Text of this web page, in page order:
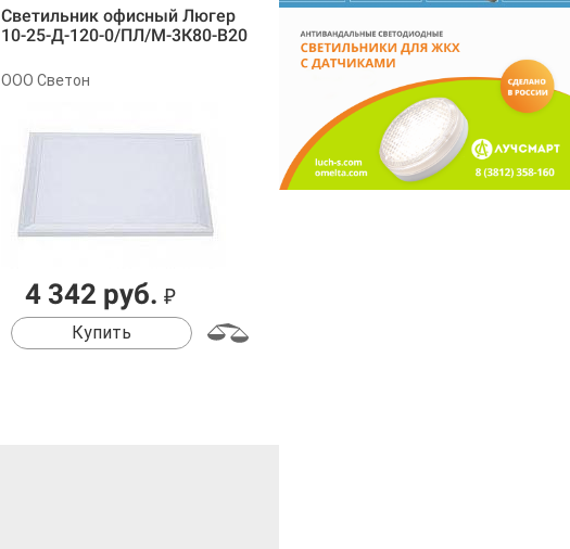
Светильник офисный Люгер
10-25-Д-120-0/ПЛ/М-3К80-В20
ООО Светон
4 342 руб. ₽
Купить